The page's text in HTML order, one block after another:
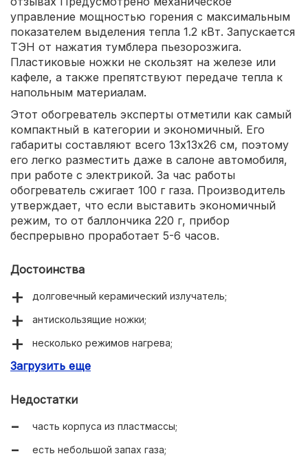
управление мощностью горения с максимальным
показателем выделения тепла 1.2 кВт. Запускается
ТЭН от нажатия тумблера пьезорозжига.
Пластиковые ножки не скользят на железе или
кафеле, а также препятствуют передаче тепла к
напольным материалам.
Этот обогреватель эксперты отметили как самый
компактный в категории и экономичный. Его
габариты составляют всего 13х13х26 см, поэтому
его легко разместить даже в салоне автомобиля,
при работе с электрикой. За час работы
обогреватель сжигает 100 г газа. Производитель
утверждает, что если выставить экономичный
режим, то от баллончика 220 г, прибор
беспрерывно проработает 5-6 часов.
Достоинства
долговечный керамический излучатель;
антискользящие ножки;
несколько режимов нагрева;
весит 1.5 кг.
Загрузить еще
Недостатки
часть корпуса из пластмассы;
есть небольшой запах газа;